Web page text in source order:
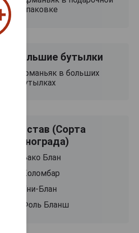
упаковке
Большие бутылки
Арманьяк в больших
бутылках
Состав (Сорта
винограда)
Бако Блан
Коломбар
Уни-Блан
Фоль Бланш